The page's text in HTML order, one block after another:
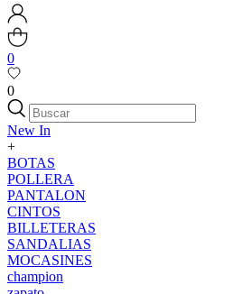
0
0
New In
+
BOTAS
POLLERA
PANTALON
CINTOS
BILLETERAS
SANDALIAS
MOCASINES
champion